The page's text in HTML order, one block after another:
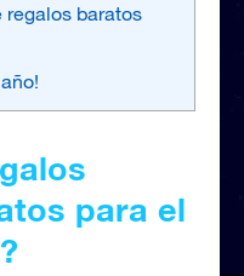
regalos baratos
para el